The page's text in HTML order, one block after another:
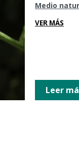
Medio
VER MÁS
Leer